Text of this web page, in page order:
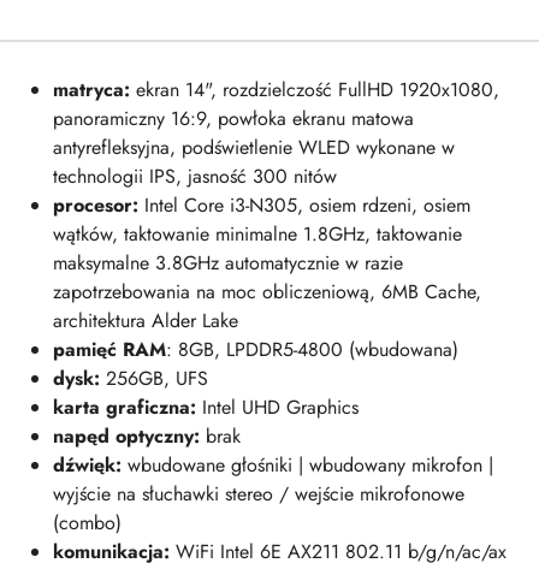
matryca: ekran 14", rozdzielczość FullHD 1920x1080,
panoramiczny 16:9, powłoka ekranu matowa
antyrefleksyjna, podświetlenie WLED wykonane w
technologii IPS, jasność 300 nitów
procesor: Intel Core i3-N305, osiem rdzeni, osiem
wątków, taktowanie minimalne 1.8GHz, taktowanie
maksymalne 3.8GHz automatycznie w razie
zapotrzebowania na moc obliczeniową, 6MB Cache,
architektura Alder Lake
pamięć RAM: 8GB, LPDDR5-4800 (wbudowana)
dysk: 256GB, UFS
karta graficzna: Intel UHD Graphics
napęd optyczny: brak
dźwięk: wbudowane głośniki | wbudowany mikrofon |
wyjście na słuchawki stereo / wejście mikrofonowe
(combo)
komunikacja: WiFi Intel 6E AX211 802.11 b/g/n/ac/ax